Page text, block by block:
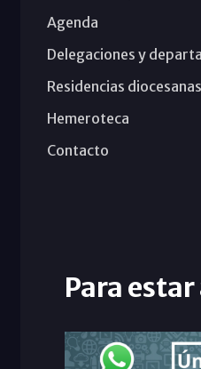
Agenda
Delegaciones y
Residencias diocesanas
Hemeroteca
Contacto
Para estar